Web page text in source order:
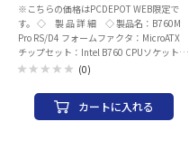
イド ・SATAケーブル ×2 ・WIFIアンテナ
×1 メーカー名：ASUS(エイスース)
※CPUの世代など、組み合わせによっては
BIOS/UEFIアップデートが必要になる場合
がございます。
※こちらの価格はPCDEPOT WEB限定で
す。 ◇ 製 品 詳 細 ◇ 製品名：B760M
Pro RS/D4 フォームファクタ：MicroATX
チップセット：Intel B760 CPUソケット：
LGA1700 メモリ ・規格：DDR4 DIMM(最
大容量：128GB 拡張スロット ・PCI-
Express 5.0 x 16 スロット× なし ・PCI-
Express 4.0 x 16 スロット× 1 ・PCI-
(0)
カートに入れる